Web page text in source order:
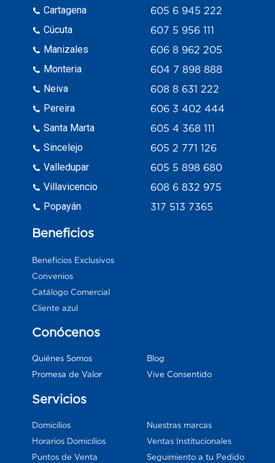
Cartagena
Cúcuta
Manizales
Monteria
Neiva
Pereira
Santa Marta
Sincelejo
Valledupar
Villavicencio
Popayán
605 6 945 222
607 5 956 111
606 8 962 205
604 7 898 888
608 8 631 222
606 3 402 444
605 4 368 111
605 2 771 126
605 5 898 680
608 6 832 975
317 513 7365
Beneficios
Beneficios Exclusivos
Convenios
Catálogo Comercial
Cliente azul
Conócenos
Quiénes Somos
Promesa de Valor
Blog
Vive Consentido
Servicios
Domicilios
Horarios Domicilios
Puntos de Venta
Nuestras marcas
Ventas Institucionales
Seguimiento a tu Pedido